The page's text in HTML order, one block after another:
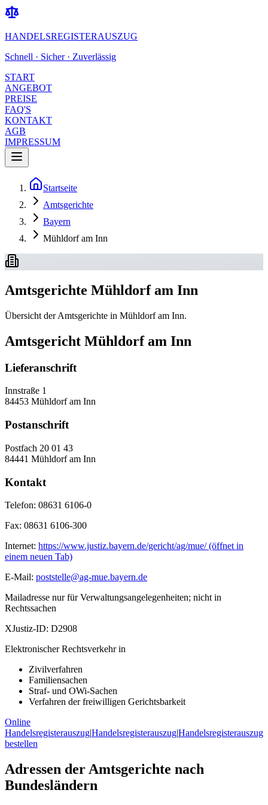
HANDELSREGISTERAUSZUG
Schnell · Sicher · Zuverlässig
START
ANGEBOT
PREISE
FAQ'S
KONTAKT
AGB
IMPRESSUM
Startseite
Amtsgerichte
Bayern
Mühldorf am Inn
Amtsgerichte Mühldorf am Inn
Übersicht der Amtsgerichte in Mühldorf am Inn.
Amtsgericht Mühldorf am Inn
Lieferanschrift
Innstraße 1
84453 Mühldorf am Inn
Postanschrift
Postfach 20 01 43
84441 Mühldorf am Inn
Kontakt
Telefon: 08631 6106-0
Fax: 08631 6106-300
Internet: https://www.justiz.bayern.de/gericht/ag/mue/(öffnet in
einem neuen Tab)
E-Mail: poststelle@ag-mue.bayern.de
Mailadresse nur für Verwaltungsangelegenheiten; nicht in
Rechtssachen
XJustiz-ID: D2908
Elektronischer Rechtsverkehr in
Zivilverfahren
Familiensachen
Straf- und OWi-Sachen
Verfahren der freiwilligen Gerichtsbarkeit
Online
Handelsregisterauszug|Handelsregisterauszug|Handelsregisterauszug
bestellen
Adressen der Amtsgerichte nach
Bundesländern